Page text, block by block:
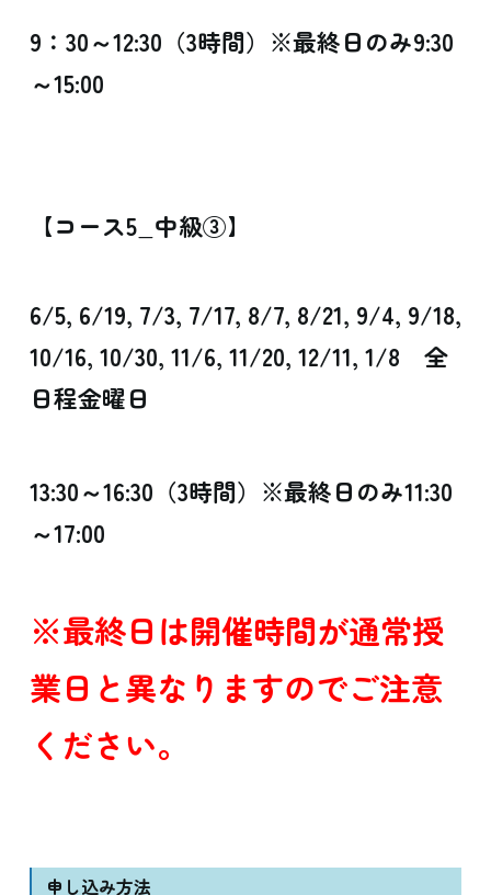
9：30～12:30（3時間）※最終日のみ9:30
～15:00
【コース5_中級③】
6/5, 6/19, 7/3, 7/17, 8/7, 8/21, 9/4, 9/18,
10/16, 10/30, 11/6, 11/20, 12/11, 1/8 全
日程金曜日
13:30～16:30（3時間）※最終日のみ11:30
～17:00
※最終日は開催時間が通常授
業日と異なりますのでご注意
ください。
申し込み方法